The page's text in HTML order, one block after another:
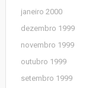
janeiro 2000
dezembro 1999
novembro 1999
outubro 1999
setembro 1999